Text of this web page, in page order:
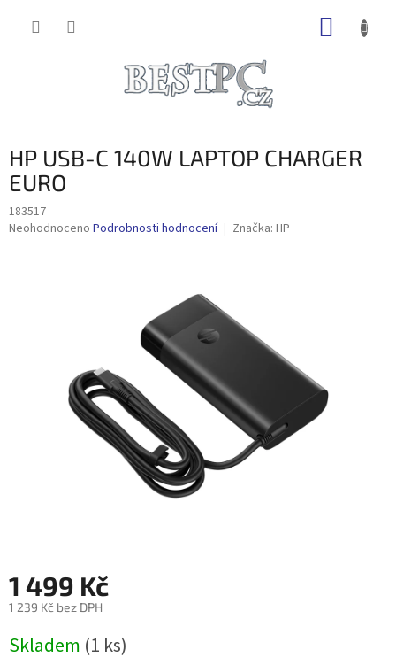
HP USB-C 140W LAPTOP CHARGER
EURO
183517
Průměrné
Neohodnoceno Podrobnosti hodnocení Značka: HP
1 499 Kč
1 239 Kč bez DPH
cena:
Skladem (1 ks)